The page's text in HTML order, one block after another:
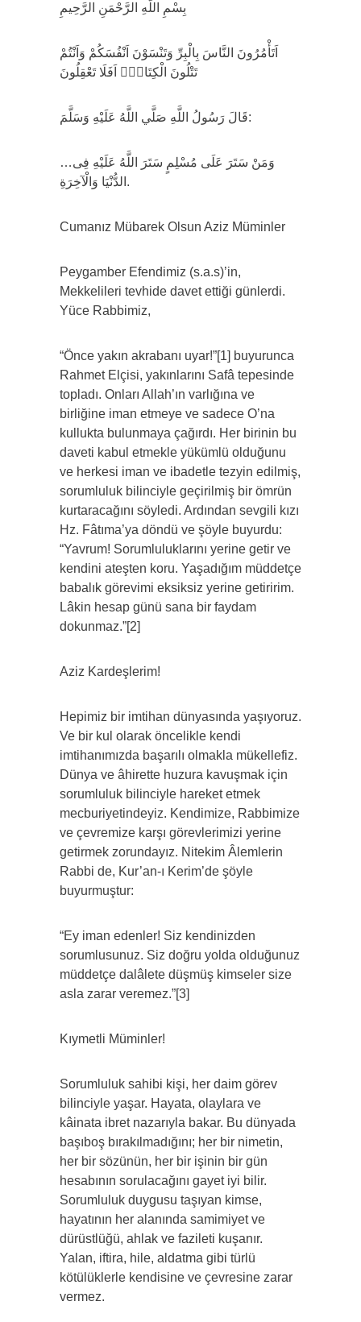
بِسْمِ اللّهِ الرَّحْمَنِ الرَّحِيمِ
اَتَأْمُرُونَ النَّاسَ بِالْبِرِّ وَتَنْسَوْنَ اَنْفُسَكُمْ وَاَنْتُمْ
تَتْلُونَ الْكِتَابَۜ اَفَلَا تَعْقِلُونَ
قَالَ رَسُولُ اللَّهِ صَلَّي اللَّهُ عَلَيْهِ وَسَلَّمَ:
…وَمَنْ سَتَرَ عَلَى مُسْلِمٍ سَتَرَ اللَّهُ عَلَيْهِ فِى
الدُّنْيَا وَالْآخِرَةِ.
Cumanız Mübarek Olsun Aziz Müminler
Peygamber Efendimiz (s.a.s)’in,
Mekkelileri tevhide davet ettiği günlerdi.
Yüce Rabbimiz,
“Önce yakın akrabanı uyar!”[1] buyurunca
Rahmet Elçisi, yakınlarını Safâ tepesinde
topladı. Onları Allah’ın varlığına ve
birliğine iman etmeye ve sadece O’na
kullukta bulunmaya çağırdı. Her birinin bu
daveti kabul etmekle yükümlü olduğunu
ve herkesi iman ve ibadetle tezyin edilmiş,
sorumluluk bilinciyle geçirilmiş bir ömrün
kurtaracağını söyledi. Ardından sevgili kızı
Hz. Fâtıma’ya döndü ve şöyle buyurdu:
“Yavrum! Sorumluluklarını yerine getir ve
kendini ateşten koru. Yaşadığım müddetçe
babalık görevimi eksiksiz yerine getiririm.
Lâkin hesap günü sana bir faydam
dokunmaz.”[2]
Aziz Kardeşlerim!
Hepimiz bir imtihan dünyasında yaşıyoruz.
Ve bir kul olarak öncelikle kendi
imtihanımızda başarılı olmakla mükellefiz.
Dünya ve âhirette huzura kavuşmak için
sorumluluk bilinciyle hareket etmek
mecburiyetindeyiz. Kendimize, Rabbimize
ve çevremize karşı görevlerimizi yerine
getirmek zorundayız. Nitekim Âlemlerin
Rabbi de, Kur’an-ı Kerim’de şöyle
buyurmuştur:
“Ey iman edenler! Siz kendinizden
sorumlusunuz. Siz doğru yolda olduğunuz
müddetçe dalâlete düşmüş kimseler size
asla zarar veremez.”[3]
Kıymetli Müminler!
Sorumluluk sahibi kişi, her daim görev
bilinciyle yaşar. Hayata, olaylara ve
kâinata ibret nazarıyla bakar. Bu dünyada
başıboş bırakılmadığını; her bir nimetin,
her bir sözünün, her bir işinin bir gün
hesabının sorulacağını gayet iyi bilir.
Sorumluluk duygusu taşıyan kimse,
hayatının her alanında samimiyet ve
dürüstlüğü, ahlak ve fazileti kuşanır.
Yalan, iftira, hile, aldatma gibi türlü
kötülüklerle kendisine ve çevresine zarar
vermez.